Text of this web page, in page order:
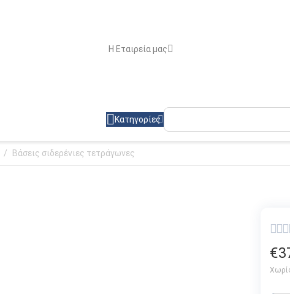
Η Εταιρεία μας
Κατηγορίες
/ Βάσεις σιδερένιες τετράγωνες
€